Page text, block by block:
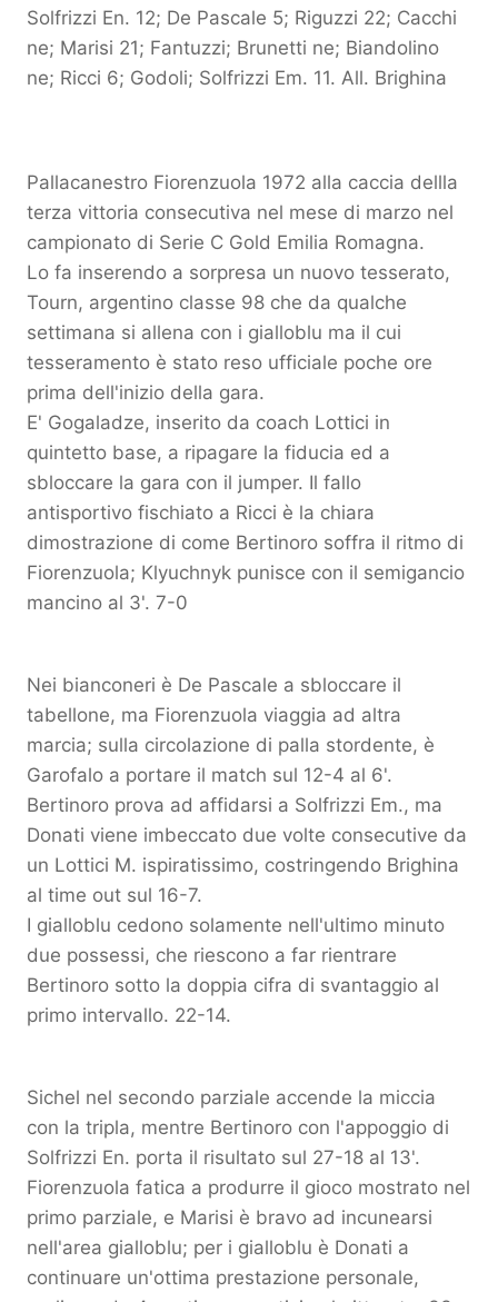
Solfrizzi En. 12; De Pascale 5; Riguzzi 22; Cacchi
ne; Marisi 21; Fantuzzi; Brunetti ne; Biandolino
ne; Ricci 6; Godoli; Solfrizzi Em. 11. All. Brighina
Pallacanestro Fiorenzuola 1972 alla caccia dellla
terza vittoria consecutiva nel mese di marzo nel
campionato di Serie C Gold Emilia Romagna.
Lo fa inserendo a sorpresa un nuovo tesserato,
Tourn, argentino classe 98 che da qualche
settimana si allena con i gialloblu ma il cui
tesseramento è stato reso ufficiale poche ore
prima dell'inizio della gara.
E' Gogaladze, inserito da coach Lottici in
quintetto base, a ripagare la fiducia ed a
sbloccare la gara con il jumper. Il fallo
antisportivo fischiato a Ricci è la chiara
dimostrazione di come Bertinoro soffra il ritmo di
Fiorenzuola; Klyuchnyk punisce con il semigancio
mancino al 3'. 7-0
Nei bianconeri è De Pascale a sbloccare il
tabellone, ma Fiorenzuola viaggia ad altra
marcia; sulla circolazione di palla stordente, è
Garofalo a portare il match sul 12-4 al 6'.
Bertinoro prova ad affidarsi a Solfrizzi Em., ma
Donati viene imbeccato due volte consecutive da
un Lottici M. ispiratissimo, costringendo Brighina
al time out sul 16-7.
I gialloblu cedono solamente nell'ultimo minuto
due possessi, che riescono a far rientrare
Bertinoro sotto la doppia cifra di svantaggio al
primo intervallo. 22-14.
Sichel nel secondo parziale accende la miccia
con la tripla, mentre Bertinoro con l'appoggio di
Solfrizzi En. porta il risultato sul 27-18 al 13'.
Fiorenzuola fatica a produrre il gioco mostrato nel
primo parziale, e Marisi è bravo ad incunearsi
nell'area gialloblu; per i gialloblu è Donati a
continuare un'ottima prestazione personale,